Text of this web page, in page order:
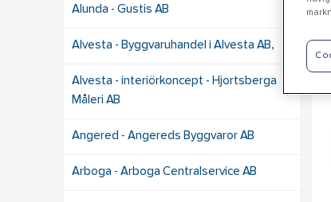
Alunda - Gustis AB
Alvesta - Byggvaruhandel i Alvesta AB,
Alvesta - interiörkoncept - Hjortsberga
Måleri AB
Angered - Angereds Byggvaror AB
Arboga - Arboga Centralservice AB